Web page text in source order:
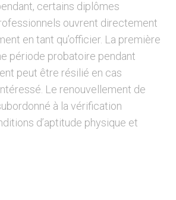
certains diplômes
ouvrent directement
en tant qu’officier. La première
période probatoire pendant
peut être résilié en cas
Le renouvellement de
à la vérification
d’aptitude physique et